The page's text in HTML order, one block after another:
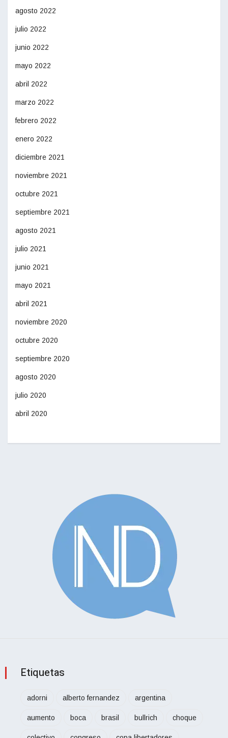
agosto 2022
julio 2022
junio 2022
mayo 2022
abril 2022
marzo 2022
febrero 2022
enero 2022
diciembre 2021
noviembre 2021
octubre 2021
septiembre 2021
agosto 2021
julio 2021
junio 2021
mayo 2021
abril 2021
noviembre 2020
octubre 2020
septiembre 2020
agosto 2020
julio 2020
abril 2020
Etiquetas
adorni alberto fernandez argentina
aumento boca brasil bullrich choque